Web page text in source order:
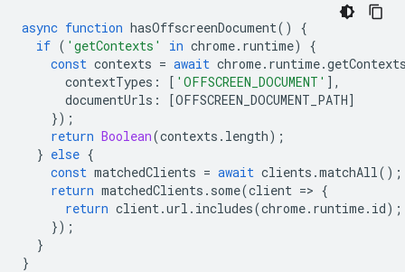
async function hasOffscreenDocument()
{
if ( 'getContexts' in chrome. runtime)
{
const contexts = await chrome. runtime.
contextTypes : [ 'OFFSCREEN_DOCUMENT' ],
documentUrls : [OFFSCREEN_DOCUMENT_PATH]
});
return Boolean(contexts . length);
} else {
const matchedClients = await clients .matchAll();
return matchedClients . some(client => {
return client.url . includes(chrome. runtime. id);
});
}
}